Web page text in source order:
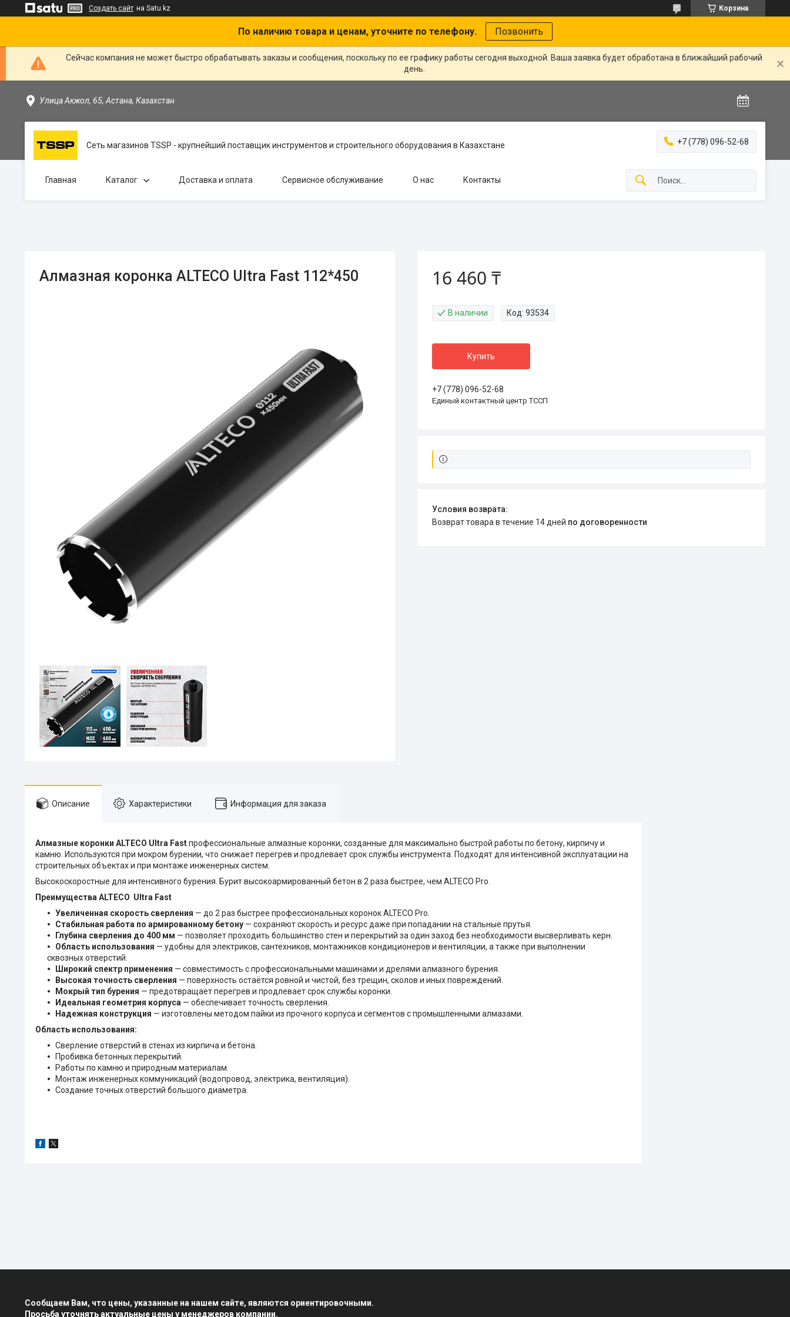
Создать сайт на Satu.kz Корзина
По наличию товара и ценам, уточните по телефону. Позвонить
Сейчас компания не может быстро обрабатывать заказы и сообщения, поскольку по ее графику работы сегодня выходной. Ваша заявка будет обработана в ближайший рабочий
день.
Улица Акжол, 65, Астана, Казахстан
Сеть магазинов TSSP - крупнейший поставщик инструментов и строительного оборудования в Казахстане +7 (778) 096-52-68
Главная Каталог Доставка и оплата Сервисное обслуживание О нас Контакты
Алмазная коронка ALTECO Ultra Fast 112*450 16 460 ₸
В наличии Код: 93534
Купить
+7 (778) 096-52-68
Единый контактный центр ТССП
возврат товара в течение 14 дней по договоренности
Описание Характеристики Информация для заказа
Алмазные коронки ALTECO Ultra Fastпрофессиональные алмазные коронки, созданные для максимально быстрой работы по бетону, кирпичу и
камню. Используются при мокром бурении, что снижает перегрев и продлевает срок службы инструмента. Подходят для интенсивной эксплуатации на
строительных объектах и при монтаже инженерных систем.
Высокоскоростные для интенсивного бурения. Бурит высокоармированный бетон в 2 раза быстрее, чем ALTECO Pro.
Преимущества ALTECO Ultra Fast
Увеличенная скорость сверления — до 2 раз быстрее профессиональных коронок ALTECO Pro.
Стабильная работа по армированному бетону — сохраняют скорость и ресурс даже при попадании на стальные прутья.
Глубина сверления до 400 мм — позволяет проходить большинство стен и перекрытий за один заход без необходимости высверливать керн.
Область использования — удобны для электриков, сантехников, монтажников кондиционеров и вентиляции, а также при выполнении
сквозных отверстий.
Широкий спектр применения — совместимость с профессиональными машинами и дрелями алмазного бурения.
Высокая точность сверления — поверхность остаётся ровной и чистой, без трещин, сколов и иных повреждений.
Мокрый тип бурения — предотвращает перегрев и продлевает срок службы коронки.
Идеальная геометрия корпуса — обеспечивает точность сверления.
Надежная конструкция — изготовлены методом пайки из прочного корпуса и сегментов с промышленными алмазами.
Область использования:
Сверление отверстий в стенах из кирпича и бетона.
Пробивка бетонных перекрытий.
Работы по камню и природным материалам.
Монтаж инженерных коммуникаций (водопровод, электрика, вентиляция).
Создание точных отверстий большого диаметра.
Сообщаем Вам, что цены, указанные на нашем сайте, являются ориентировочными.
Просьба уточнять актуальные цены у менеджеров компании.